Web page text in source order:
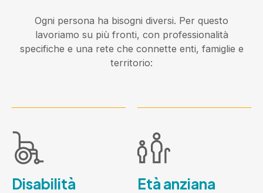
Ogni persona ha bisogni diversi. Per questo
lavoriamo su più fronti, con professionalità
specifiche e una rete che connette enti, famiglie e
territorio:
Disabilità Età anziana